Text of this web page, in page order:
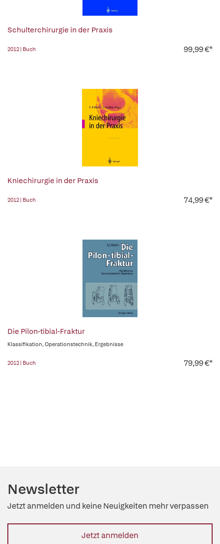
Schulterchirurgie in der Praxis
2012 | Buch 99,99 €*
Kniechirurgie in der Praxis
2012 | Buch 74,99 €*
Die Pilon-tibial-Fraktur
Klassifikation, Operationstechnik, Ergebnisse
2012 | Buch 79,99 €*
Newsletter
Jetzt anmelden und keine Neuigkeiten mehr verpassen
Jetzt anmelden